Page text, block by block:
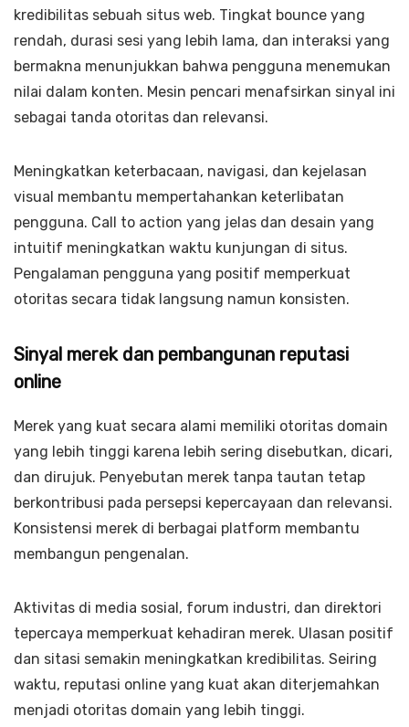
kredibilitas sebuah situs web. Tingkat bounce yang
rendah, durasi sesi yang lebih lama, dan interaksi yang
bermakna menunjukkan bahwa pengguna menemukan
nilai dalam konten. Mesin pencari menafsirkan sinyal ini
sebagai tanda otoritas dan relevansi.
Meningkatkan keterbacaan, navigasi, dan kejelasan
visual membantu mempertahankan keterlibatan
pengguna. Call to action yang jelas dan desain yang
intuitif meningkatkan waktu kunjungan di situs.
Pengalaman pengguna yang positif memperkuat
otoritas secara tidak langsung namun konsisten.
Sinyal merek dan pembangunan reputasi
online
Merek yang kuat secara alami memiliki otoritas domain
yang lebih tinggi karena lebih sering disebutkan, dicari,
dan dirujuk. Penyebutan merek tanpa tautan tetap
berkontribusi pada persepsi kepercayaan dan relevansi.
Konsistensi merek di berbagai platform membantu
membangun pengenalan.
Aktivitas di media sosial, forum industri, dan direktori
tepercaya memperkuat kehadiran merek. Ulasan positif
dan sitasi semakin meningkatkan kredibilitas. Seiring
waktu, reputasi online yang kuat akan diterjemahkan
menjadi otoritas domain yang lebih tinggi.